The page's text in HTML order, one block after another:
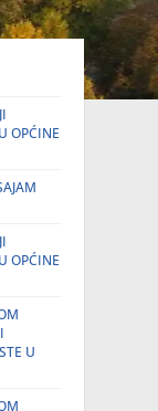
OPĆINE
OPĆINE
U